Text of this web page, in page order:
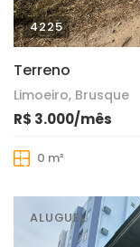
4225
Terreno
Limoeiro, Brusque
R$ 3.000/mês
0 m²
ALUGUEL